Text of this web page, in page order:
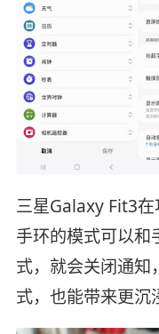
三星Galaxy Fit3
手环的模式可以和
式，就会关闭通知
式，也能带来更沉